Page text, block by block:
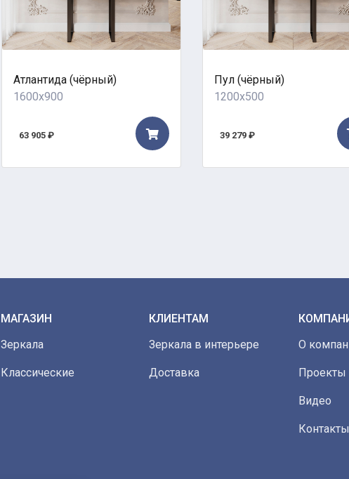
Атлантида (чёрный)
1600x900
63 905 ₽
Пул (чёрный)
1200x500
39 279 ₽
МАГАЗИН
Зеркала
Классические
КЛИЕНТАМ
Зеркала в интерьере
Доставка
О
Проекты
Видео
Контакты